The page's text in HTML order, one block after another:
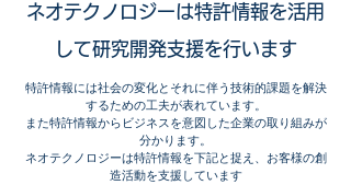
ネオテクノロジーは特許情報を活用
して研究開発支援を行います
特許情報には社会の変化とそれに伴う技術的課題を解決
するための工夫が表れています。
また特許情報からビジネスを意図した企業の取り組みが
分かります。
ネオテクノロジーは特許情報を下記と捉え、お客様の創
造活動を支援しています